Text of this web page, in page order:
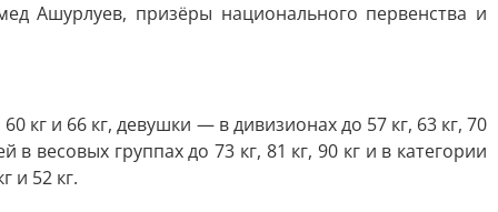
Ашурлуев, призёры национального первенства и
кг и 66 кг, девушки — в дивизионах до 57 кг, 63 кг, 70
весовых группах до 73 кг, 81 кг, 90 кг и в категории
и 52 кг.